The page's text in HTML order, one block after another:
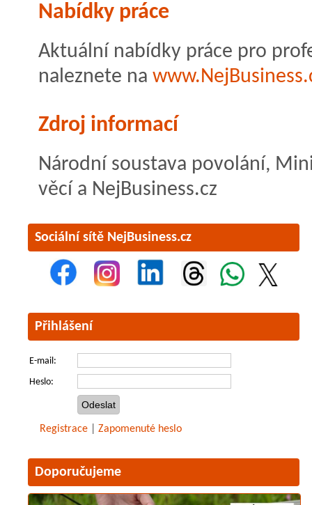
Nabídky práce
Aktuální nabídky práce pro
naleznete na
Zdroj informací
Národní soustava povolání,
věcí a NejBusiness.cz
Sociální sítě NejBusiness.cz
Přihlášení
E-mail:
Heslo:
Registrace Zapomenuté heslo
Doporučujeme